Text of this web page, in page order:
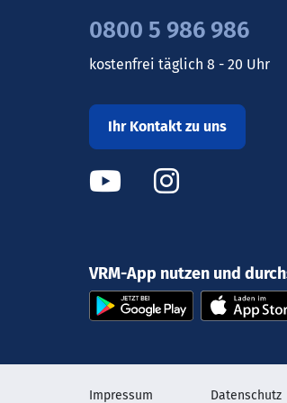
0800 5 986 986
kostenfrei täglich 8 - 20 Uhr
Ihr Kontakt zu uns
VRM-App nutzen und
Impressum Datenschutz